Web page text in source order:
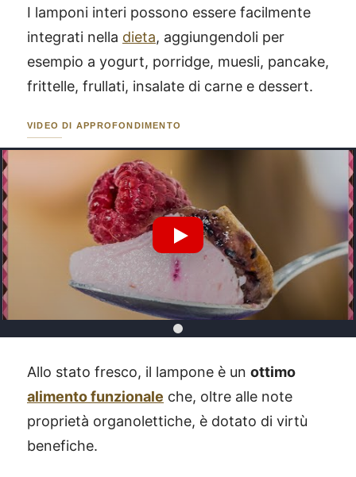
I lamponi interi possono essere facilmente
integrati nella dieta, aggiungendoli per
esempio a yogurt, porridge, muesli, pancake,
frittelle, frullati, insalate di carne e dessert.
VIDEO DI APPROFONDIMENTO
Riproduci Video YouTube
Allo stato fresco, il lampone è un ottimo
alimento funzionale che, oltre alle note
proprietà organolettiche, è dotato di virtù
benefiche.